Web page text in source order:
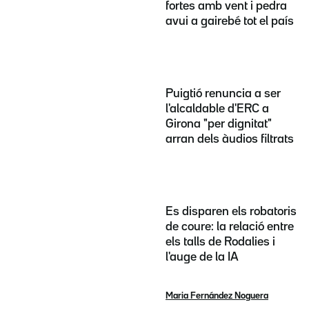
fortes amb vent i pedra
avui a gairebé tot el país
Puigtió renuncia a ser
l'alcaldable d'ERC a
Girona "per dignitat"
arran dels àudios filtrats
Es disparen els robatoris
de coure: la relació entre
els talls de Rodalies i
l'auge de la IA
Maria Fernández Noguera